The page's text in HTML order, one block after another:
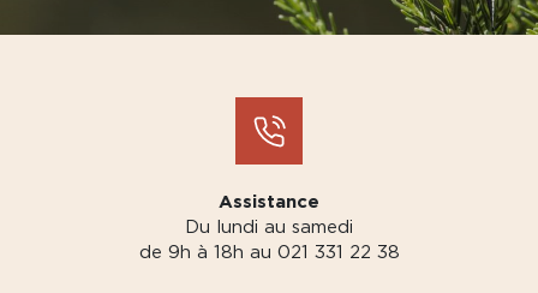
Assistance
Du lundi au samedi
de 9h à 18h au 021 331 22 38